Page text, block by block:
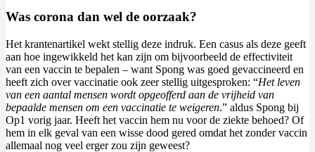
Was corona dan wel de oorzaak?
Het krantenartikel wekt stellig deze indruk. Een casus als deze geeft
aan hoe ingewikkeld het kan zijn om bijvoorbeeld de effectiviteit
van een vaccin te bepalen – want Spong was goed gevaccineerd en
heeft zich over vaccinatie ook zeer stellig uitgesproken: “Het leven
van een aantal mensen wordt opgeofferd aan de vrijheid van
bepaalde mensen om een vaccinatie te weigeren.” aldus Spong bij
Op1 vorig jaar. Heeft het vaccin hem nu voor de ziekte behoed? Of
hem in elk geval van een wisse dood gered omdat het zonder vaccin
allemaal nog veel erger zou zijn geweest?